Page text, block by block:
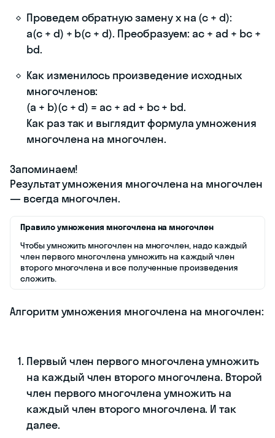
Проведем обратную замену x на (c + d):
a(c + d) + b(c + d). Преобразуем: ac + ad + bc +
bd.
Как изменилось произведение исходных
многочленов:
(a + b)(c + d) = ac + ad + bc + bd.
Как раз так и выглядит формула умножения
многочлена на многочлен.
Запоминаем!
Результат умножения многочлена на многочлен
— всегда многочлен.
Правило умножения многочлена на многочлен
Чтобы умножить многочлен на многочлен, надо каждый
член первого многочлена умножить на каждый член
второго многочлена и все полученные произведения
сложить.
Алгоритм умножения многочлена на многочлен:
Первый член первого многочлена умножить
на каждый член второго многочлена. Второй
член первого многочлена умножить на
каждый член второго многочлена. И так
далее.